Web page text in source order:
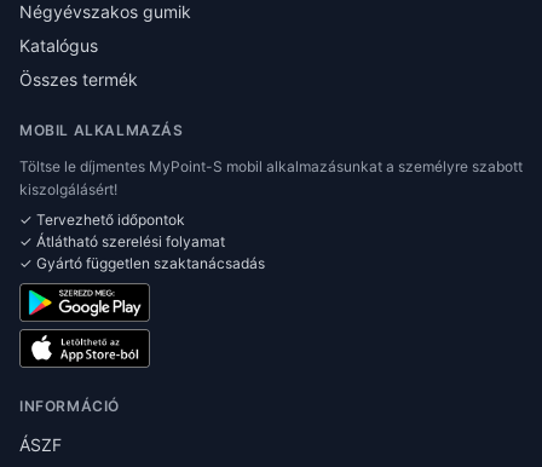
Négyévszakos gumik
Katalógus
Összes termék
MOBIL ALKALMAZÁS
Töltse le díjmentes MyPoint-S mobil alkalmazásunkat a személyre szabott
kiszolgálásért!
✓ Tervezhető időpontok
✓ Átlátható szerelési folyamat
✓ Gyártó független szaktanácsadás
INFORMÁCIÓ
ÁSZF